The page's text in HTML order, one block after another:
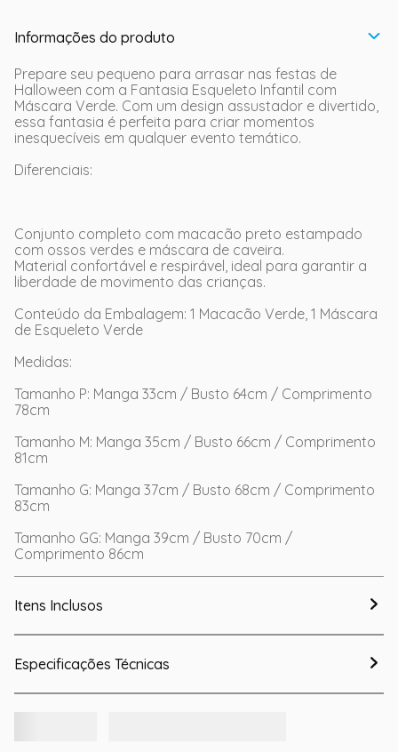
Informações do produto
Prepare seu pequeno para arrasar nas festas de
Halloween com a Fantasia Esqueleto Infantil com
Máscara Verde. Com um design assustador e divertido,
essa fantasia é perfeita para criar momentos
inesquecíveis em qualquer evento temático.
Diferenciais:
Conjunto completo com macacão preto estampado
com ossos verdes e máscara de caveira.
Material confortável e respirável, ideal para garantir a
liberdade de movimento das crianças.
Conteúdo da Embalagem: 1 Macacão Verde, 1 Máscara
de Esqueleto Verde
Medidas:
Tamanho P: Manga 33cm / Busto 64cm / Comprimento
78cm
Tamanho M: Manga 35cm / Busto 66cm / Comprimento
81cm
Tamanho G: Manga 37cm / Busto 68cm / Comprimento
83cm
Tamanho GG: Manga 39cm / Busto 70cm /
Comprimento 86cm
Itens Inclusos
Especificações Técnicas